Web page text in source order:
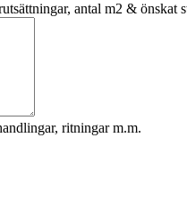
antal m2 & önskat
ritningar m.m.